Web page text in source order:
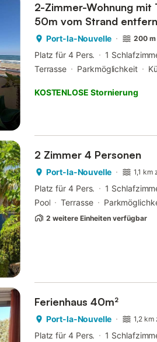
2-Zimmer-Wohnung mit
50m vom Strand
Port-la-Nouvelle 200
Platz für 4 Pers. 1
Terrasse
Parkmöglichkeit
KOSTENLOSE Stornierung
2 Zimmer 4 Personen
Port-la-Nouvelle 1,1 km
Platz für 4 Pers. 1
Pool
Terrasse
2 weitere Einheiten verfügbar
Ferienhaus 40m²
Port-la-Nouvelle 1,2 km
Platz für 4 Pers. 1